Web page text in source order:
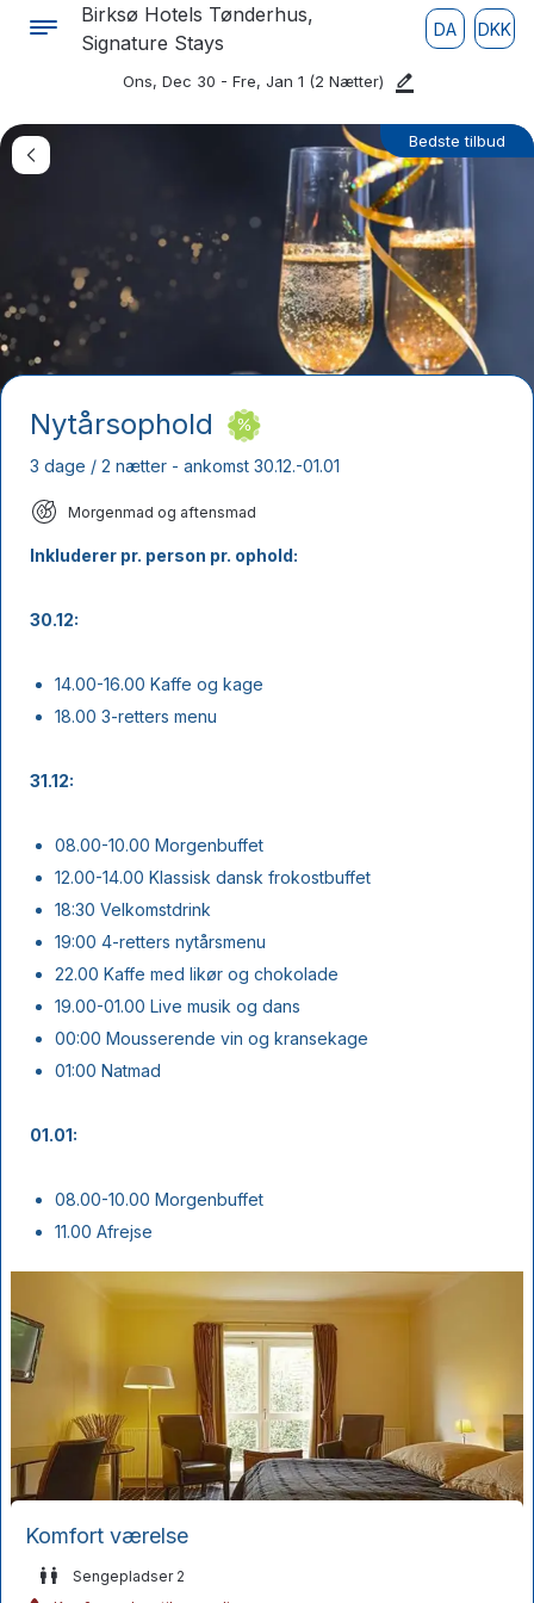
Birksø Hotels Tønderhus,
Signature Stays
DA DKK
Ons, Dec 30 - Fre, Jan 1 (2 Nætter)
Bedste tilbud
Nytårsophold
3 dage / 2 nætter - ankomst 30.12.-01.01
Morgenmad og aftensmad
Inkluderer pr. person pr. ophold:
30.12:
14.00-16.00 Kaffe og kage
18.00 3-retters menu
31.12:
08.00-10.00 Morgenbuffet
12.00-14.00 Klassisk dansk frokostbuffet
18:30 Velkomstdrink
19:00 4-retters nytårsmenu
22.00 Kaffe med likør og chokolade
19.00-01.00 Live musik og dans
00:00 Mousserende vin og kransekage
01:00 Natmad
01.01:
08.00-10.00 Morgenbuffet
11.00 Afrejse
Komfort værelse
Sengepladser 2